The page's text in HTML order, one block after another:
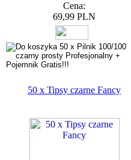
Cena:
69,99 PLN
50 x Tipsy czarne Fancy